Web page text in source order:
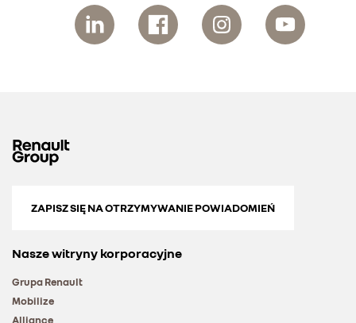
ZAPISZ SIĘ NA OTRZYMYWANIE POWIADOMIEŃ
Nasze witryny korporacyjne
Grupa Renault
Mobilize
Alliance